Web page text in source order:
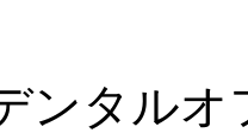
ンタルオ